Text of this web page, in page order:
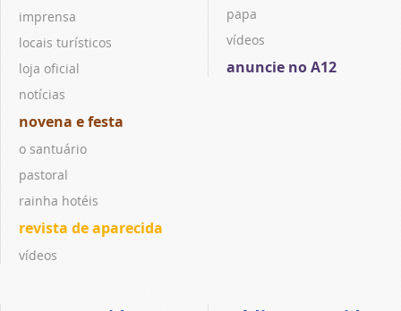
imprensa
locais turísticos
loja oficial
notícias
novena e festa
o santuário
pastoral
rainha hotéis
revista de aparecida
vídeos
papa
vídeos
anuncie no A12